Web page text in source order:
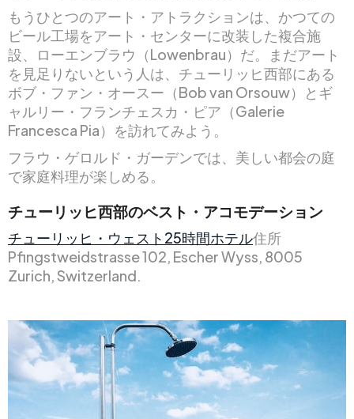
もうひとつのアート・アトラクションは、かつての
ビール工場をアート・センターに改装した複合施
設、ローエンブラウ（Lowenbrau）だ。まだアート
を見足りないという人は、チューリッヒ西部にある
ボブ・ファン・オースー（Bob van Orsouw）とギ
ャルリー・フランチェスカ・ピア（Galerie
Francesca Pia）を訪れてみよう。
フラウ・ゲロルド・ガーデンでは、美しい都会の庭
で家庭料理が楽しめる。
チューリッヒ西部のベスト・アコモデーション
チューリッヒ・ウェスト25時間ホテル住所
Pfingstweidstrasse 102, Escher Wyss, 8005
Zurich, Switzerland.